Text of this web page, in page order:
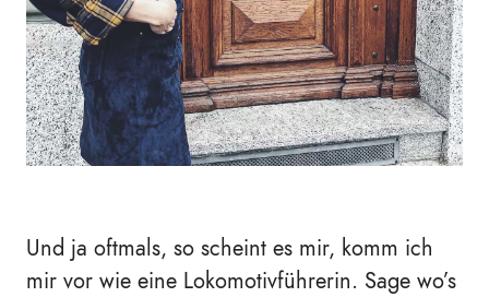
Und ja oftmals, so scheint es mir, komm ich
mir vor wie eine Lokomotivführerin. Sage wo’s